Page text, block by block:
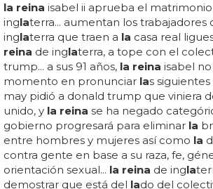
la reina isabel ii aprueba el
inglaterra... aumentan los trabajadores
inglaterra que traen a la casa real
reina de inglaterra, a tope con el
trump... a sus 91 años, la reina isabel
momento en pronunciar las siguientes
may pidió a donald trump que viniera
unido, y la reina se ha negado
gobierno progresará para eliminar la
entre hombres y mujeres así como la
contra gente en base a su raza, fe,
orientación sexual... la reina de ingla
demostrar que está del lado del